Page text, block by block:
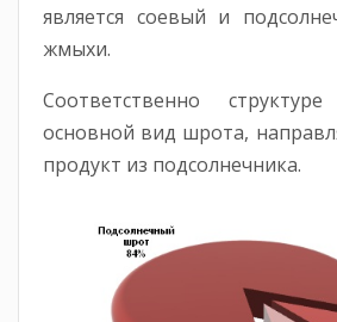
является соевый и
жмыхи.
Соответственно
основной вид шрота,
продукт из подсолнечника.